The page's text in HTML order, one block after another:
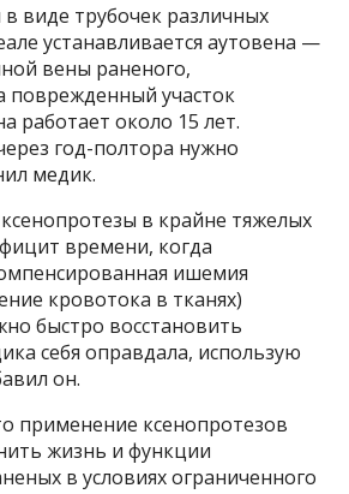
виде трубочек различных
устанавливается аутовена —
вены раненого,
поврежденный участок
работает около 15 лет.
год-полтора нужно
медик.
в крайне тяжелых
времени, когда
ишемия
кровотока в тканях)
быстро восстановить
себя оправдала, использую
он.
применение ксенопротезов
жизнь и функции
в условиях ограниченного